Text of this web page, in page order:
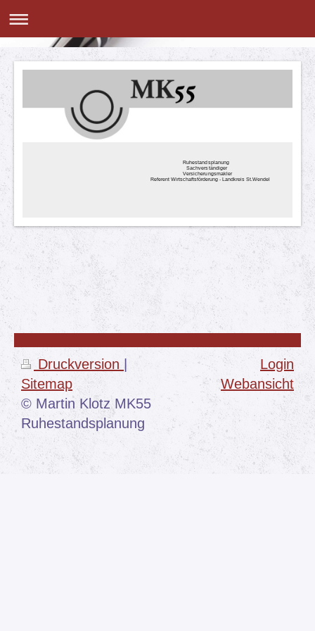
Ruhestandsplanung
Sachverständiger
Versicherungsmakler
Referent Wirtschaftsförderung - Landkreis St.Wendel
Druckversion |
Sitemap
© Martin Klotz MK55
Ruhestandsplanung
Login
Webansicht